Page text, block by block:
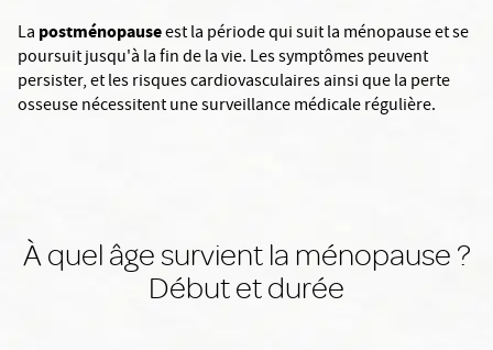
La postménopauseest la période qui suit la ménopause et se
poursuit jusqu'à la fin de la vie. Les symptômes peuvent
persister, et les risques cardiovasculaires ainsi que la perte
osseuse nécessitent une surveillance médicale régulière.
À quel âge survient la ménopause ?
Début et durée